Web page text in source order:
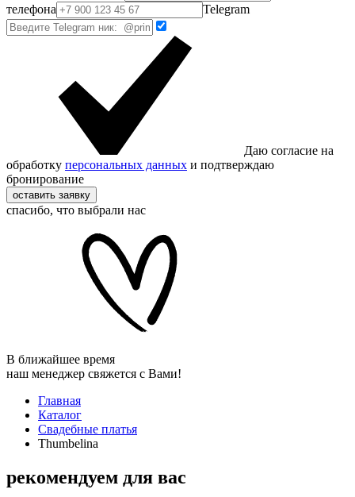
телефона
Telegram
Даю согласие на
обработку персональных данных и подтверждаю
бронирование
оставить заявку
спасибо, что выбрали нас
В ближайшее время
наш менеджер свяжется с Вами!
Главная
Каталог
Свадебные платья
Thumbelina
рекомендуем для вас